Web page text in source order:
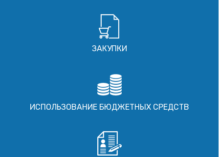
ЗАКУПКИ
ИСПОЛЬЗОВАНИЕ БЮДЖЕТНЫХ СРЕДСТВ